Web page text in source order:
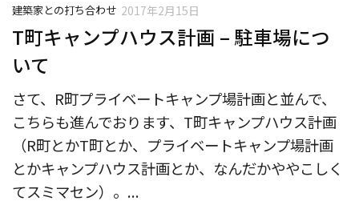
建築家との打ち合わせ 2017年2月15日
T町キャンプハウス計画 – 駐車場につ
いて
さて、R町プライベートキャンプ場計画と並んで、
こちらも進んでおります、T町キャンプハウス計画
（R町とかT町とか、プライベートキャンプ場計画
とかキャンプハウス計画とか、なんだかややこしく
てスミマセン）。...